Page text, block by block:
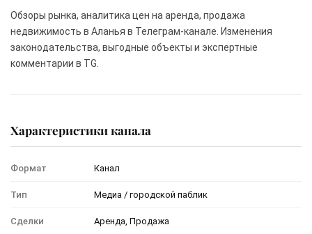
Обзоры рынка, аналитика цен на аренда, продажа
недвижимость в Аланья в Телеграм-канале. Изменения
законодательства, выгодные объекты и экспертные
комментарии в TG.
Характеристики канала
Формат Канал
Тип Медиа / городской паблик
Сделки Аренда, Продажа